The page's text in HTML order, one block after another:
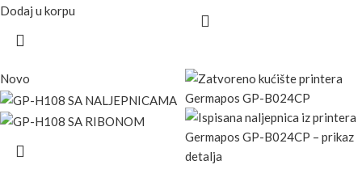
Dodaj u korpu
Novo